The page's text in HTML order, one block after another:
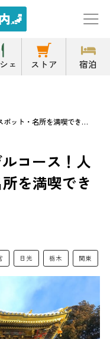
ェ ストア 宿泊
栃木観光1泊2日のモデルコース！人気の観光スポット・名所を満喫できる王道の旅程を紹介
コース！人
を満喫でき
日光 栃木 関東